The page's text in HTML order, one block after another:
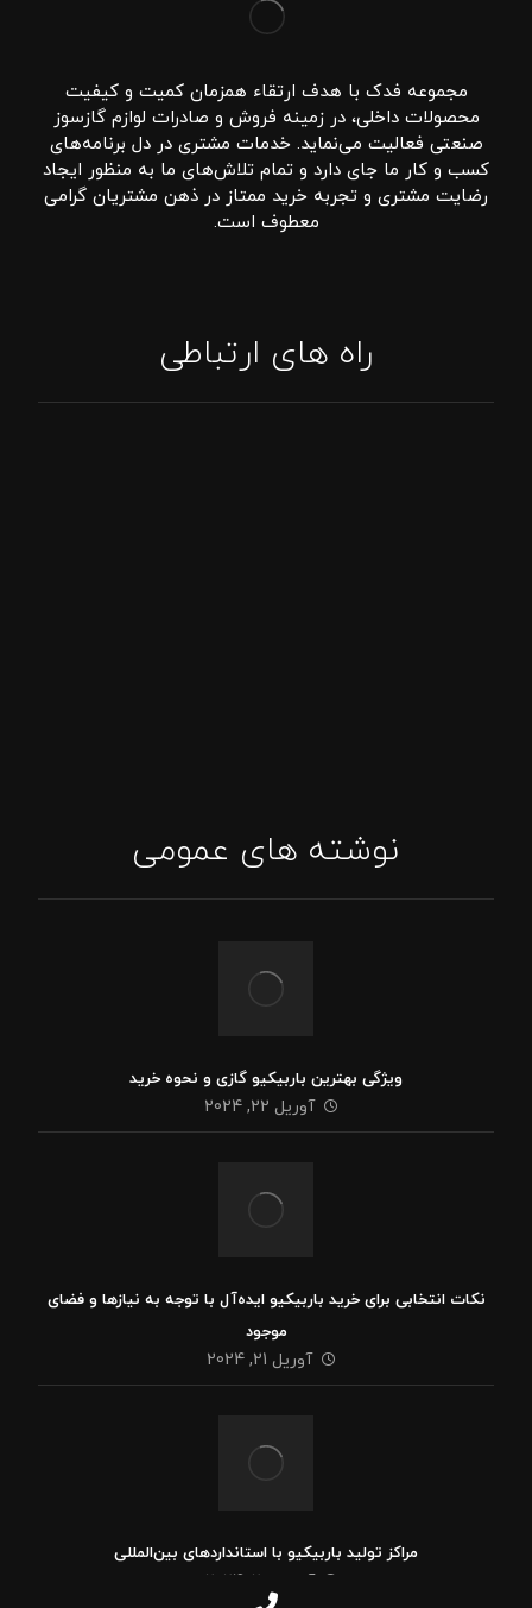
مجموعه فدک با هدف ارتقاء همزمان کمیت و کیفیت
محصولات داخلی، در زمینه فروش و صادرات لوازم گازسوز
صنعتی فعالیت می‌نماید. خدمات مشتری در دل برنامه‌های
کسب و کار ما جای دارد و تمام تلاش‌های ما به منظور ایجاد
رضایت مشتری و تجربه خرید ممتاز در ذهن مشتریان گرامی
معطوف است.
راه های ارتباطی
نوشته های عمومی
ویژگی بهترین باربیکیو گازی و نحوه خرید
آوریل 22, 2024
نکات انتخابی برای خرید باربیکیو ایده‌آل با توجه به نیازها و فضای
موجود
آوریل 21, 2024
مراکز تولید باربیکیو با استانداردهای بین‌المللی
آوریل 20, 2024